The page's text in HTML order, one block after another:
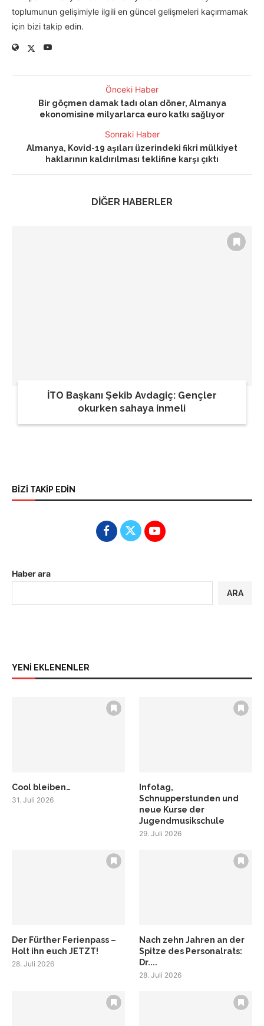
toplumunun gelişimiyle ilgili en güncel gelişmeleri kaçırmamak
için bizi takip edin.
Önceki Haber
Bir göçmen damak tadı olan döner, Almanya
ekonomisine milyarlarca euro katkı sağlıyor
Sonraki Haber
Almanya, Kovid-19 aşıları üzerindeki fikri mülkiyet
haklarının kaldırılması teklifine karşı çıktı
DİĞER HABERLER
İTO Başkanı Şekib Avdagiç: Gençler
okurken sahaya inmeli
BİZİ TAKİP EDİN
Haber ara
ARA
YENİ EKLENENLER
Cool bleiben…
31. Juli 2026
Infotag,
Schnupperstunden und
neue Kurse der
Jugendmusikschule
29. Juli 2026
Der Fürther Ferienpass –
Holt ihn euch JETZT!
28. Juli 2026
Nach zehn Jahren an der
Spitze des Personalrats:
Dr....
28. Juli 2026